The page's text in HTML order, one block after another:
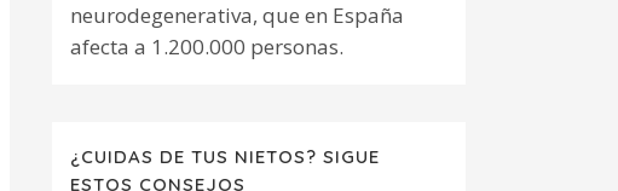
neurodegenerativa, que en España
afecta a 1.200.000 personas.
¿CUIDAS DE TUS NIETOS? SIGUE
ESTOS CONSEJOS